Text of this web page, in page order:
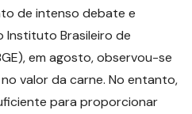
de intenso debate e
Instituto Brasileiro de
em agosto, observou-se
valor da carne. No entanto,
para proporcionar